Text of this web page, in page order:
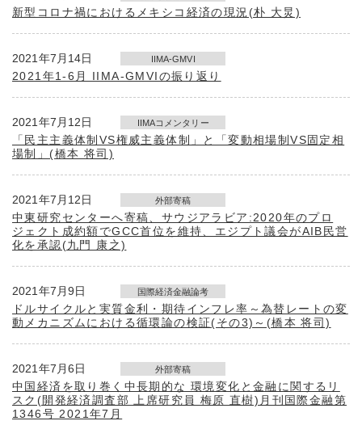
新型コロナ禍におけるメキシコ経済の現況(朴 大炅)
2021年7月14日 IIMA-GMVI
2021年1-6月 IIMA-GMVIの振り返り
2021年7月12日 IIMAコメンタリー
「民主主義体制VS権威主義体制」と「変動相場制VS固定相
場制」(橋本 将司)
2021年7月12日 外部寄稿
中東研究センターへ寄稿、サウジアラビア:2020年のプロ
ジェクト成約額でGCC首位を維持、エジプト議会がAIB民営
化を承認(九門 康之)
2021年7月9日 国際経済金融論考
ドルサイクルと実質金利・期待インフレ率～為替レートの変
動メカニズムにおける循環論の検証(その3)～(橋本 将司)
2021年7月6日 外部寄稿
中国経済を取り巻く中長期的な 環境変化と金融に関するリ
スク(開発経済調査部 上席研究員 梅原 直樹)月刊国際金融第
1346号 2021年7月